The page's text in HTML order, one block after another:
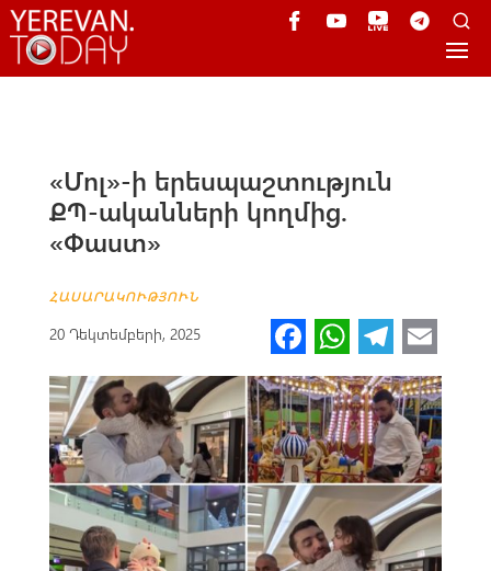
«Մոլ»-ի երեսպաշտություն
ՔՊ-ականների կողմից.
«Փաստ»
ՀԱՍԱՐԱԿՈՒԹՅՈՒՆ
20 Դեկտեմբերի, 2025 Fa
ce
b
o
o
k
W
h
at
s
A
p
p
Te
le
gr
a
m
m
ail